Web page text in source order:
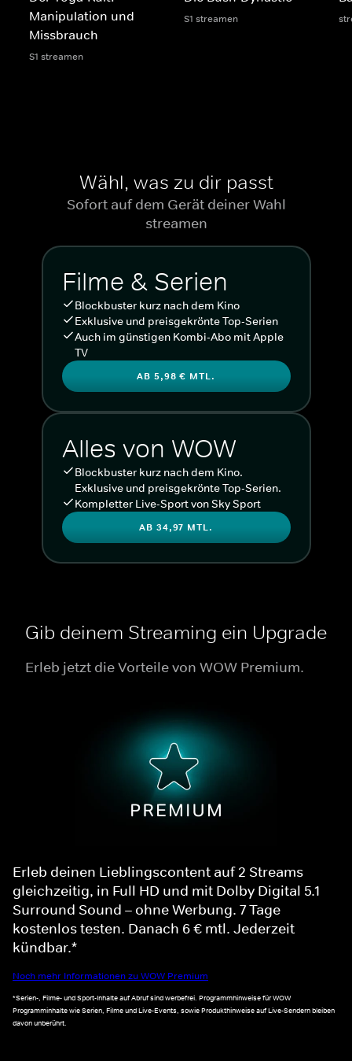
Manipulation und
Missbrauch
S1 streamen
S1 streamen
Wähl, was zu dir passt
Sofort auf dem Gerät deiner Wahl
streamen
Filme & Serien
Blockbuster kurz nach dem Kino
Exklusive und preisgekrönte Top-Serien
Auch im günstigen Kombi-Abo mit Apple
TV
AB 5,98 € MTL.
Alles von WOW
Blockbuster kurz nach dem Kino.
Exklusive und preisgekrönte Top-Serien.
Kompletter Live-Sport von Sky Sport
AB 34,97 MTL.
Gib deinem Streaming ein Upgrade
Erleb jetzt die Vorteile von WOW Premium.
Erleb deinen Lieblingscontent auf 2 Streams
gleichzeitig, in Full HD und mit Dolby Digital 5.1
Surround Sound – ohne Werbung. 7 Tage
kostenlos testen. Danach 6 € mtl. Jederzeit
kündbar.*
Noch mehr Informationen zu WOW Premium
*Serien-, Filme- und Sport-Inhalte auf Abruf sind werbefrei. Programmhinweise für WOW
Programminhalte wie Serien, Filme und Live-Events, sowie Produkthinweise auf Live-Sendern bleiben
davon unberührt.